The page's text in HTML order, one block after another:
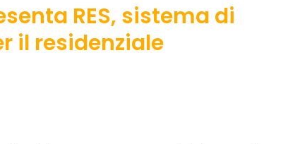
RES, sistema di
il residenziale